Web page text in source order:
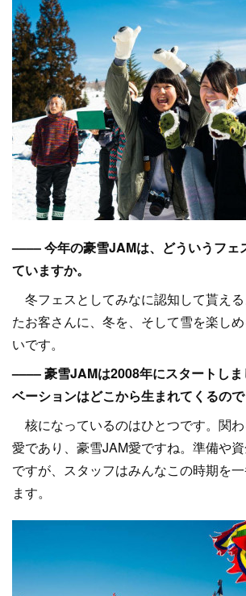
–––– 今年の豪雪JAMは、どういうフェ
ていますか。
冬フェスとしてみなに認知して貰え
たお客さんに、冬を、そして雪を楽し
いです。
–––– 豪雪JAMは2008年にスタートし
ベーションはどこから生まれてくるので
核になっているのはひとつです。関
愛であり、豪雪JAM愛ですね。準備や
ですが、スタッフはみんなこの時期を
ます。